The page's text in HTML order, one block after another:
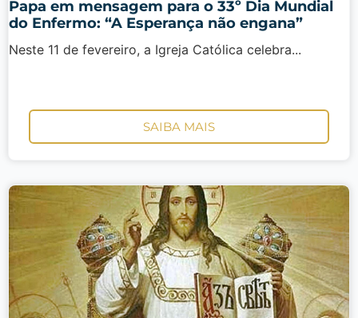
Papa em mensagem para o 33º Dia Mundial
do Enfermo: “A Esperança não engana”
Neste 11 de fevereiro, a Igreja Católica celebra...
SAIBA MAIS